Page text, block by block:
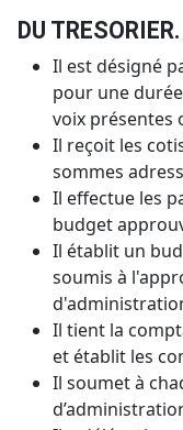
DU TRESORIER.
Il est désigné
pour une
voix présentes
Il reçoit les
sommes
Il effectue les
budget
Il établit un
soumis à
Il tient la
et établit les
Il soumet à